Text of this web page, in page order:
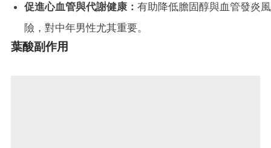
促進心血管與代謝健康： 有助降低膽固醇與血管發炎風
險，對中年男性尤其重要。
葉酸副作用